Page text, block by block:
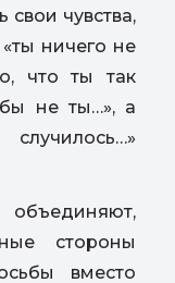
свои чувства,
ничего не
что ты так
не ты…», а
стороны
вместо